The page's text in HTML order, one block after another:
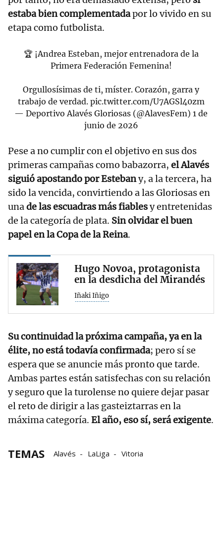
estaba bien complementadapor lo vivido en su
etapa como futbolista.
🏆 ¡Andrea Esteban, mejor entrenadora de la
Primera Federación Femenina!
Orgullosísimas de ti, míster. Corazón, garra y
trabajo de verdad. pic.twitter.com/U7AGSl40zm
— Deportivo Alavés Gloriosas (@AlavesFem) 1 de
junio de 2026
Pese a no cumplir con el objetivo en sus dos
primeras campañas como babazorra, el Alavés
siguió apostando por Estebany, a la tercera, ha
sido la vencida, convirtiendo a las Gloriosas en
unade las escuadras más fiablesy entretenidas
de la categoría de plata. Sin olvidar el buen
papel en la Copa de la Reina.
Hugo Novoa, protagonista
en la desdicha del Mirandés
Iñaki Iñigo
Su continuidad la próxima campaña, ya en la
élite, no está todavía confirmada; pero sí se
espera que se anuncie más pronto que tarde.
Ambas partes están satisfechas con su relación
y seguro que la turolense no quiere dejar pasar
el reto de dirigir a las gasteiztarras en la
máxima categoría. El año, eso sí, será exigente.
TEMAS Alavés LaLiga Vitoria